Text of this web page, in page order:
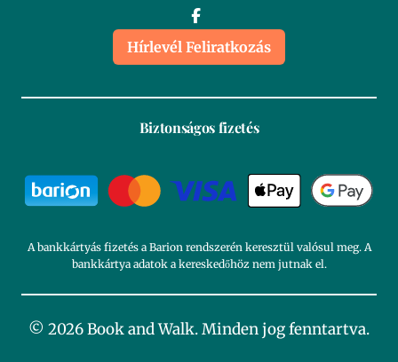
Hírlevél Feliratkozás
Biztonságos fizetés
A bankkártyás fizetés a Barion rendszerén keresztül valósul meg. A
bankkártya adatok a kereskedőhöz nem jutnak el.
© 2026 Book and Walk. Minden jog fenntartva.